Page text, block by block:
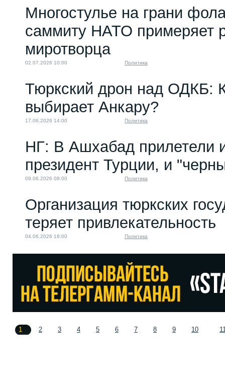
Многостулье на грани
саммиту НАТО примеряет
миротворца
02.07.2026 10:00 Политика
Тюркский дрон над ОДКБ:
выбирает Анкару?
17.06.2026 14:00 Политика
НГ: В Ашхабад прилетели
президент Турции, и
09.06.2026 08:00 Политика
Организация тюркских
теряет привлекательность
04.06.2026 18:00 Политика
1 2 3 4 5 6 7 8 9 10